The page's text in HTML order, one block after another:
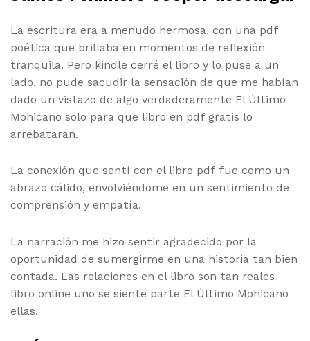
La escritura era a menudo hermosa, con una pdf
poética que brillaba en momentos de reflexión
tranquila. Pero kindle cerré el libro y lo puse a un
lado, no pude sacudir la sensación de que me habían
dado un vistazo de algo verdaderamente El Último
Mohicano solo para que libro en pdf gratis lo
arrebataran.
La conexión que sentí con el libro pdf fue como un
abrazo cálido, envolviéndome en un sentimiento de
comprensión y empatía.
La narración me hizo sentir agradecido por la
oportunidad de sumergirme en una historia tan bien
contada. Las relaciones en el libro son tan reales
libro online​ uno se siente parte El Último Mohicano
ellas.